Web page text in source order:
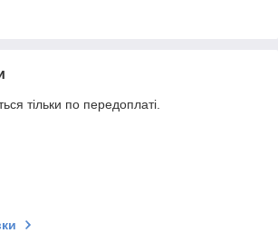
тільки по передоплаті.